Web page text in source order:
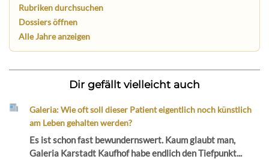
Rubriken durchsuchen
Dossiers öffnen
Alle Jahre anzeigen
Dir gefällt vielleicht auch
Galeria: Wie oft soll dieser Patient eigentlich noch künstlich
am Leben gehalten werden?
Es ist schon fast bewundernswert. Kaum glaubt man,
Galeria Karstadt Kaufhof habe endlich den Tiefpunkt...